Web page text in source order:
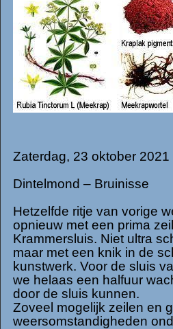
Zaterdag, 23 oktober 2021
Dintelmond – Bruinisse
Hetzelfde ritje van vorige
opnieuw met een prima
Krammersluis. Niet ultra
maar met een knik in de
kunstwerk. Voor de sluis
we helaas een halfuur
door de sluis kunnen.
Zoveel mogelijk zeilen en
weersomstandigheden